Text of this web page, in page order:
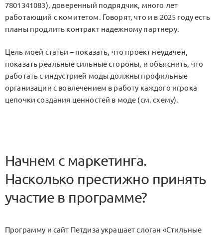
7801341083), доверенный подрядчик, много лет
работающий с комитетом. Говорят, что и в 2025 году есть
планы продлить контракт надежному партнеру.
Цель моей статьи – показать, что проект неудачен,
показать реальные сильные стороны, и объяснить, что
работать с индустрией моды должны профильные
организации с вовлечением в работу каждого игрока
цепочки создания ценностей в моде (см. схему).
Начнем с маркетинга.
Насколько престижно принять
участие в программе?
Программу и сайт Петдиза украшает слоган «Стильные